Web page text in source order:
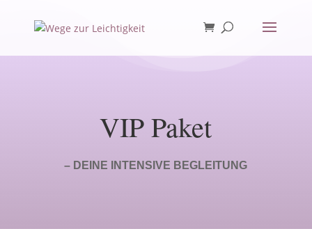
VIP Paket
– DEINE INTENSIVE BEGLEITUNG